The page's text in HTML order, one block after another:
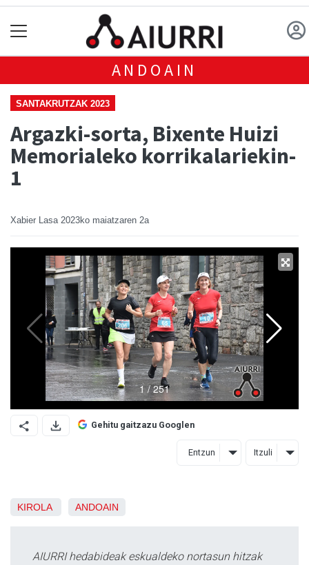
ANDOAIN
SANTAKRUTZAK 2023
Argazki-sorta, Bixente Huizi
Memorialeko korrikalariekin-
1
Xabier Lasa 2023ko maiatzaren 2a
Gehitu gaitzazu Googlen
Entzun Itzuli
KIROLA ANDOAIN
AIURRI hedabideak eskualdeko nortasun hitzak